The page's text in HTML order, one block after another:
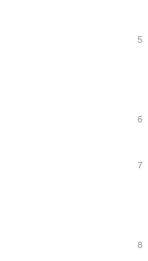
5
6
7
8